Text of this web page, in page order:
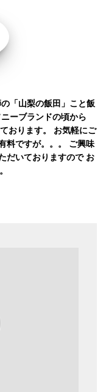
「山梨の飯田」こと飯
ーブランドの頃から
おります。 お気軽にご
料ですが。。。 ご興味
だいておりますので お